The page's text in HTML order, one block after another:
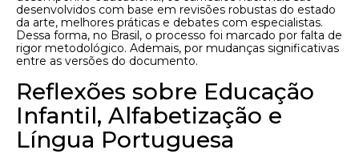
desenvolvidos com base em revisões robustas do estado
da arte, melhores práticas e debates com especialistas.
Dessa forma, no Brasil, o processo foi marcado por falta de
rigor metodológico. Ademais, por mudanças significativas
entre as versões do documento.
Reflexões sobre Educação
Infantil, Alfabetização e
Língua Portuguesa